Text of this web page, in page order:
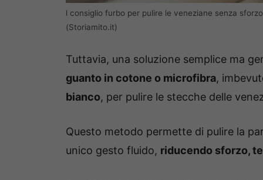
l consiglio furbo per pulire le veneziane senza
(Storiamito.it)
Tuttavia, una soluzione semplice ma
guanto in cotone o microfibra,
bianco, per pulire le stecche delle
Questo metodo permette di pulire la
unico gesto fluido, riducendo sforzo,